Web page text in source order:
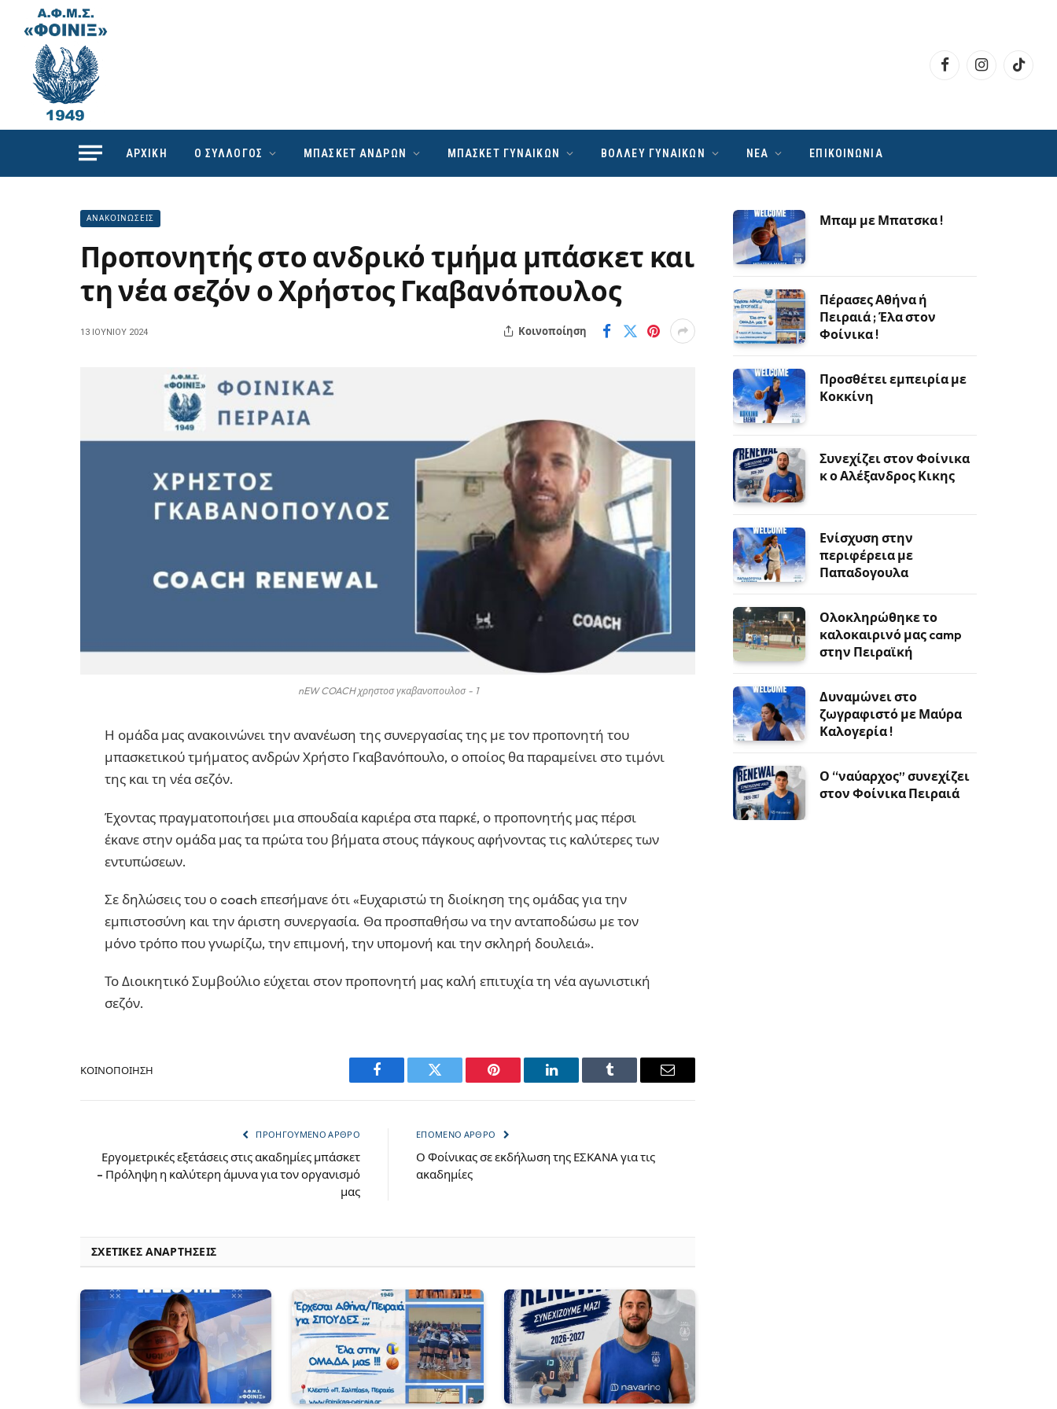
FacebookInstagramTikTok
ΑΡΧΙΚΗ Ο ΣΥΛΛΟΓΟΣ ΜΠΑΣΚΕΤ ΑΝΔΡΩΝ ΜΠΑΣΚΕΤ ΓΥΝΑΙΚΩΝ ΒΟΛΛΕΥ ΓΥΝΑΙΚΩΝ ΝΕΑ ΕΠΙΚΟΙΝΩΝΙΑ
ΑΝΑΚΟΙΝΩΣΕΙΣ
Προπονητής στο ανδρικό τμήμα μπάσκετ και
τη νέα σεζόν ο Χρήστος Γκαβανόπουλος
13 ΙΟΥΝΊΟΥ 2024 Κοινοποίηση
nEW COACH χρηστοσ γκαβανοπουλοσ - 1
Η ομάδα μας ανακοινώνει την ανανέωση της συνεργασίας της με τον προπονητή του
μπασκετικού τμήματος ανδρών Χρήστο Γκαβανόπουλο, ο οποίος θα παραμείνει στο τιμόνι
της και τη νέα σεζόν.
Έχοντας πραγματοποιήσει μια σπουδαία καριέρα στα παρκέ, ο προπονητής μας πέρσι
έκανε στην ομάδα μας τα πρώτα του βήματα στους πάγκους αφήνοντας τις καλύτερες των
εντυπώσεων.
Σε δηλώσεις του ο coach επεσήμανε ότι «Ευχαριστώ τη διοίκηση της ομάδας για την
εμπιστοσύνη και την άριστη συνεργασία. Θα προσπαθήσω να την ανταποδώσω με τον
μόνο τρόπο που γνωρίζω, την επιμονή, την υπομονή και την σκληρή δουλειά».
Το Διοικητικό Συμβούλιο εύχεται στον προπονητή μας καλή επιτυχία τη νέα αγωνιστική
σεζόν.
ΚΟΙΝΟΠΟΊΗΣΗ
Facebook Twitter Pinterest LinkedIn Tumblr Email
ΠΡΟΗΓΟΎΜΕΝΟ ΆΡΘΡΟ
Εργομετρικές εξετάσεις στις ακαδημίες μπάσκετ
– Πρόληψη η καλύτερη άμυνα για τον οργανισμό
μας
ΕΠΌΜΕΝΟ ΆΡΘΡΟ
Ο Φοίνικας σε εκδήλωση της ΕΣΚΑΝΑ για τις
ακαδημίες
ΣΧΕΤΙΚΈΣ ΑΝΑΡΤΉΣΕΙΣ
Μπαμ με Μπατσκα !
Πέρασες Αθήνα ή
Πειραιά ; Έλα στον
Φοίνικα !
Προσθέτει εμπειρία με
Κοκκίνη
Συνεχίζει στον Φοίνικα
κ ο Αλέξανδρος Κικης
Ενίσχυση στην
περιφέρεια με
Παπαδογουλα
Ολοκληρώθηκε το
καλοκαιρινό μας camp
στην Πειραϊκή
Δυναμώνει στο
ζωγραφιστό με Μαύρα
Καλογερία !
Ο “ναύαρχος” συνεχίζει
στον Φοίνικα Πειραιά